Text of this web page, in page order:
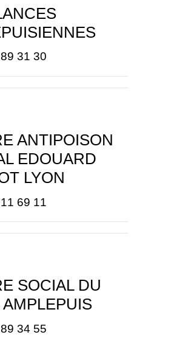
31 30
ANTIPOISON
EDOUARD
LYON
69 11
SOCIAL DU
34 55